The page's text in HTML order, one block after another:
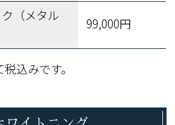
（メタル
99,000円
込みです。